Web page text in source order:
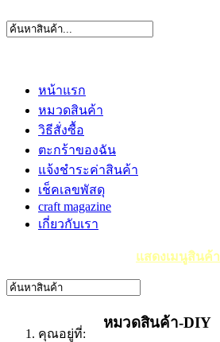
หน้าแรก
หมวดสินค้า
วิธีสั่งซื้อ
ตะกร้าของฉัน
แจ้งชำระค่าสินค้า
เช็คเลขพัสดุ
craft magazine
เกี่ยวกับเรา
แสดงเมนูสินค้า
คุณอยู่ที่:
หมวดสินค้า-DIY